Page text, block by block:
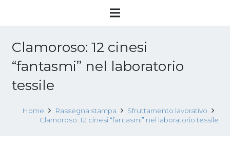
Clamoroso: 12 cinesi
“fantasmi” nel laboratorio
tessile
Home Rassegna stampa
Sfruttamento lavorativo
Clamoroso: 12 cinesi “fantasmi” nel laboratorio tessile